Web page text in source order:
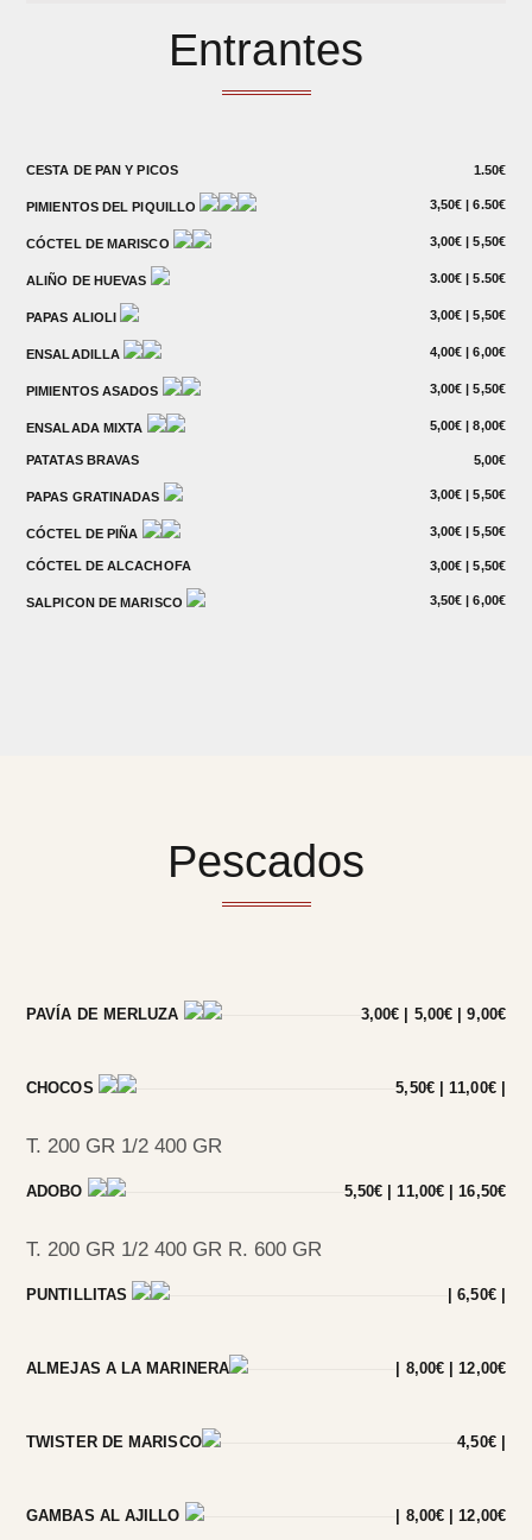
Entrantes
CESTA DE PAN Y PICOS 1.50€
PIMIENTOS DEL PIQUILLO 3,50€ | 6.50€
CÓCTEL DE MARISCO 3,00€ | 5,50€
ALIÑO DE HUEVAS 3.00€ | 5.50€
PAPAS ALIOLI 3,00€ | 5,50€
ENSALADILLA 4,00€ | 6,00€
PIMIENTOS ASADOS 3,00€ | 5,50€
ENSALADA MIXTA 5,00€ | 8,00€
PATATAS BRAVAS 5,00€
PAPAS GRATINADAS 3,00€ | 5,50€
CÓCTEL DE PIÑA 3,00€ | 5,50€
CÓCTEL DE ALCACHOFA 3,00€ | 5,50€
SALPICON DE MARISCO 3,50€ | 6,00€
Pescados
PAVÍA DE MERLUZA 3,00€ | 5,00€ | 9,00€
CHOCOS 5,50€ | 11,00€ |
T. 200 GR 1/2 400 GR
ADOBO 5,50€ | 11,00€ | 16,50€
T. 200 GR 1/2 400 GR R. 600 GR
PUNTILLITAS | 6,50€ |
ALMEJAS A LA MARINERA | 8,00€ | 12,00€
TWISTER DE MARISCO 4,50€ |
GAMBAS AL AJILLO | 8,00€ | 12,00€